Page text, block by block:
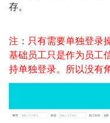
存。
注：只有需要单独登录
基础员工只是作为员工
持单独登录。所以没有